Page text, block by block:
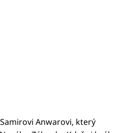
Anwarovi, který